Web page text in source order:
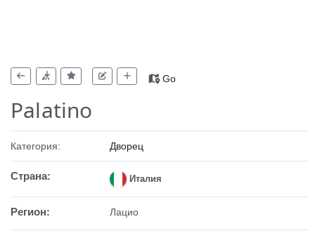
Go
Palatino
Категория: Дворец
Страна: Италия
Регион: Лацио